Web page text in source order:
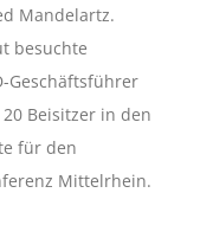
Mandelartz.
besuchte
Geschäftsführer
Beisitzer in den
für den
Mittelrhein.